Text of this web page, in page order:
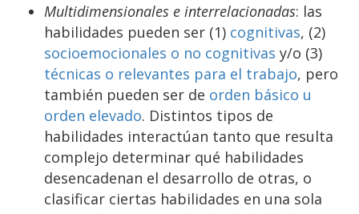
Multidimensionales e interrelacionadas: las
habilidades pueden ser (1) cognitivas, (2)
socioemocionales o no cognitivas y/o (3)
técnicas o relevantes para el trabajo, pero
también pueden ser de orden básico u
orden elevado. Distintos tipos de
habilidades interactúan tanto que resulta
complejo determinar qué habilidades
desencadenan el desarrollo de otras, o
clasificar ciertas habilidades en una sola